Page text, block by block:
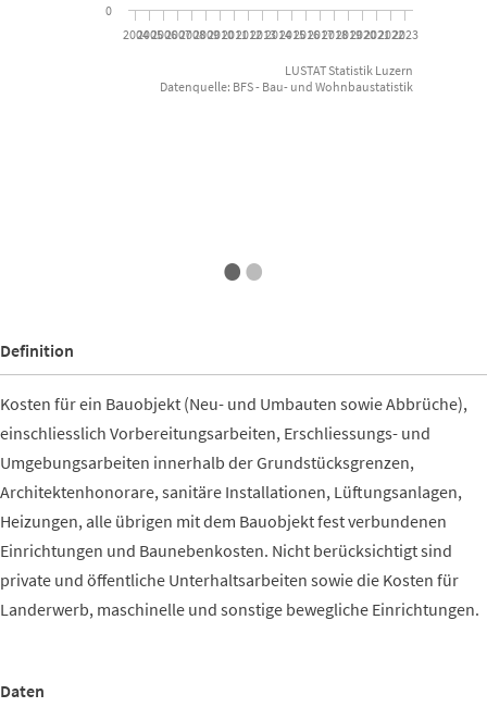
20042005200620072008200920102011201220132014201520162017201820192020202120222023
0
LUSTAT Statistik Luzern
Datenquelle: BFS - Bau- und Wohnbaustatistik
••
Definition
Kosten für ein Bauobjekt (Neu- und Umbauten sowie Abbrüche),
einschliesslich Vorbereitungsarbeiten, Erschliessungs- und
Umgebungsarbeiten innerhalb der Grundstücksgrenzen,
Architektenhonorare, sanitäre Installationen, Lüftungsanlagen,
Heizungen, alle übrigen mit dem Bauobjekt fest verbundenen
Einrichtungen und Baunebenkosten. Nicht berücksichtigt sind
private und öffentliche Unterhaltsarbeiten sowie die Kosten für
Landerwerb, maschinelle und sonstige bewegliche Einrichtungen.
Daten